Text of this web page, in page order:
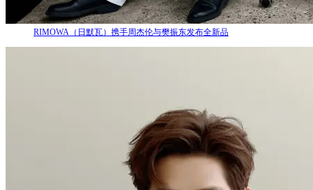
RIMOWA（日默瓦）携手周杰伦与樊振东发布全新品